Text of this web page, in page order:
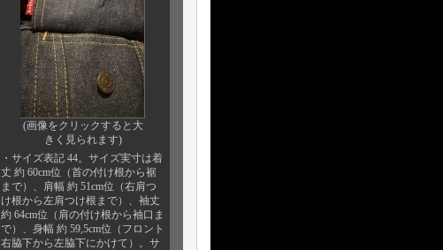
(画像をクリックすると大
きく見られます)
・サイズ表記 44。サイズ実寸は着
丈 約 60cm位（首の付け根から裾
まで）、肩幅 約 51cm位（右肩つ
け根から左肩つけ根まで）、袖丈
約 64cm位（肩の付け根から袖口ま
で）、身幅 約 59,5cm位（フロント
右脇下から左脇下にかけて）。サ